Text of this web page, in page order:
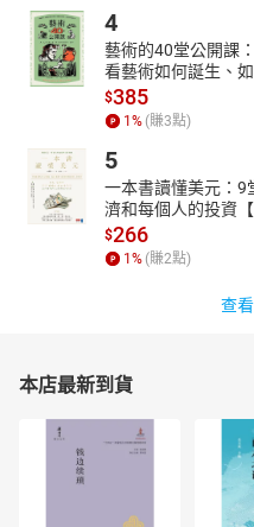
實際的建議和指導。不只涉及
透過附錄的測試評估自己的負
有助於提升個人素養。無論對
讀。
4
藝術的40堂公開課
看藝術如何誕生、
$385
1 % (賺3點)
5
一本書讀懂美元：9
濟和每個人的投資【
$266
1 % (賺2點)
查
本店最新到貨